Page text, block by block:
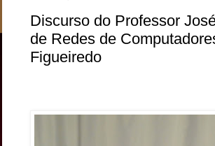
Discurso do Professor
de Redes de
Figueiredo